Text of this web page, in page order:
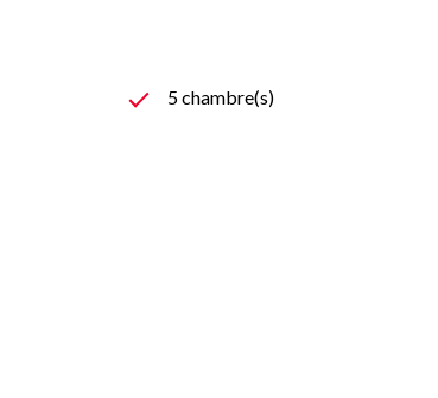
5 chambre(s)